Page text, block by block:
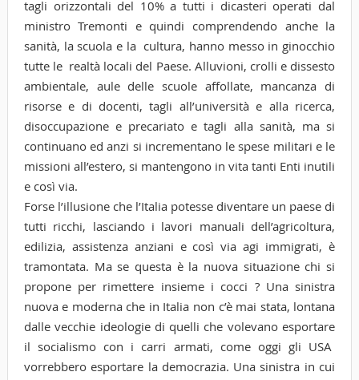
tagli orizzontali del 10% a tutti i dicasteri operati dal
ministro Tremonti e quindi comprendendo anche la
sanità, la scuola e la cultura, hanno messo in ginocchio
tutte le realtà locali del Paese. Alluvioni, crolli e dissesto
ambientale, aule delle scuole affollate, mancanza di
risorse e di docenti, tagli all’università e alla ricerca,
disoccupazione e precariato e tagli alla sanità, ma si
continuano ed anzi si incrementano le spese militari e le
missioni all’estero, si mantengono in vita tanti Enti inutili
e così via.
Forse l’illusione che l’Italia potesse diventare un paese di
tutti ricchi, lasciando i lavori manuali dell’agricoltura,
edilizia, assistenza anziani e così via agi immigrati, è
tramontata. Ma se questa è la nuova situazione chi si
propone per rimettere insieme i cocci ? Una sinistra
nuova e moderna che in Italia non c’è mai stata, lontana
dalle vecchie ideologie di quelli che volevano esportare
il socialismo con i carri armati, come oggi gli USA
vorrebbero esportare la democrazia. Una sinistra in cui